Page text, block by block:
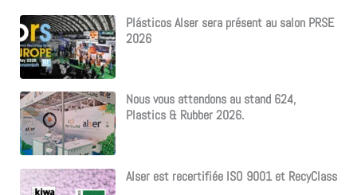
Plásticos Alser sera présent au salon PRSE
2026
Nous vous attendons au stand 624,
Plastics & Rubber 2026.
Alser est recertifiée ISO 9001 et RecyClass